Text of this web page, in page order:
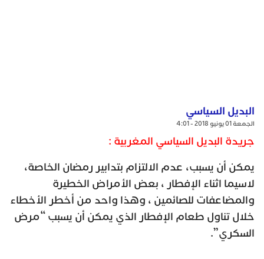
البديل السياسي
الجمعة 01 يونيو 2018 - 4:01
جريدة البديل السياسي المغربية :
يمكن أن يسبب، عدم الالتزام بتدابير رمضان الخاصة،
لاسيما اثناء الإفطار ، بعض الأمراض الخطيرة
والمضاعفات للصائمين ، وهذا واحد من أخطر الأخطاء
خلال تناول طعام الإفطار الذي يمكن أن يسبب “مرض
السكري”.